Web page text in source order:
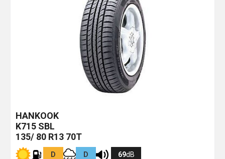
HANKOOK
K715 SBL
135/ 80 R13 70T
D D 69dB